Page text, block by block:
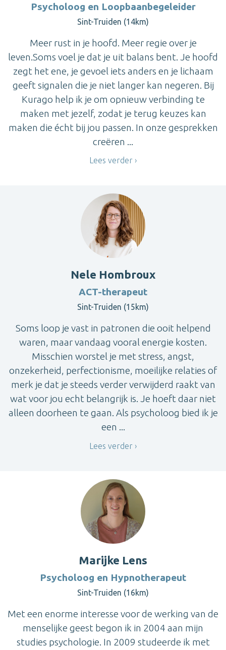
Psycholoog en Loopbaanbegeleider
Sint-Truiden (14km)
Meer rust in je hoofd. Meer regie over je
leven.Soms voel je dat je uit balans bent. Je hoofd
zegt het ene, je gevoel iets anders en je lichaam
geeft signalen die je niet langer kan negeren. Bij
Kurago help ik je om opnieuw verbinding te
maken met jezelf, zodat je terug keuzes kan
maken die écht bij jou passen. In onze gesprekken
creëren ...
Lees verder
Nele Hombroux
ACT-therapeut
Sint-Truiden (15km)
Soms loop je vast in patronen die ooit helpend
waren, maar vandaag vooral energie kosten.
Misschien worstel je met stress, angst,
onzekerheid, perfectionisme, moeilijke relaties of
merk je dat je steeds verder verwijderd raakt van
wat voor jou echt belangrijk is. Je hoeft daar niet
alleen doorheen te gaan. Als psycholoog bied ik je
een ...
Lees verder
Marijke Lens
Psycholoog en Hypnotherapeut
Sint-Truiden (16km)
Met een enorme interesse voor de werking van de
menselijke geest begon ik in 2004 aan mijn
studies psychologie. In 2009 studeerde ik met